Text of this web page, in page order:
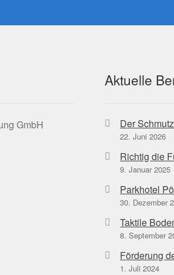
GmbH
Aktuelle
Der
22. Juni 2026
Richtig die
9. Januar 2025
Parkhotel
30. Dezember
Taktile
8. September
Förderung
1. Juli 2024